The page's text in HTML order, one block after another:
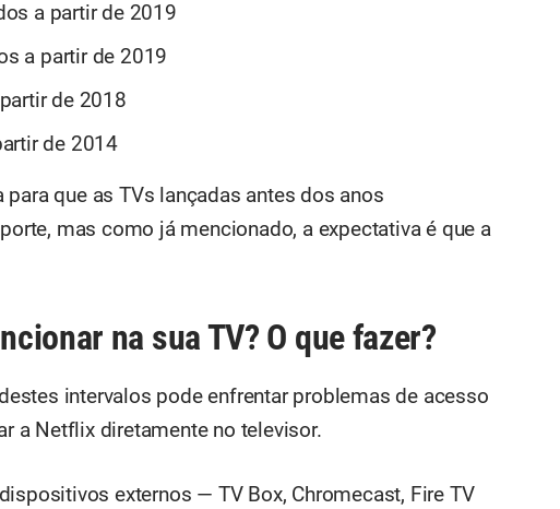
a partir de 2019
a partir de 2019
de 2018
de 2014
que as TVs lançadas antes dos anos
mas como já mencionado, a expectativa é que a
na sua TV? O que fazer?
intervalos pode enfrentar problemas de acesso
a Netflix diretamente no televisor.
externos — TV Box, Chromecast, Fire TV